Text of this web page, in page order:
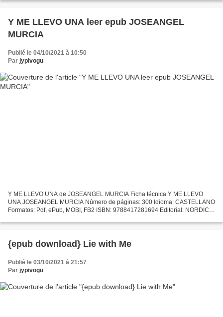
Y ME LLEVO UNA leer epub JOSEANGEL
MURCIA
Publié le 04/10/2021 à 10:50
Par jypivogu
Y ME LLEVO UNA de JOSEANGEL MURCIA Ficha técnica Y ME LLEVO
UNA JOSEANGEL MURCIA Número de páginas: 300 Idioma: CASTELLANO
Formatos: Pdf, ePub, MOBI, FB2 ISBN: 9788417281694 Editorial: NORDICA
{epub download} Lie with Me
Publié le 03/10/2021 à 21:57
Par jypivogu